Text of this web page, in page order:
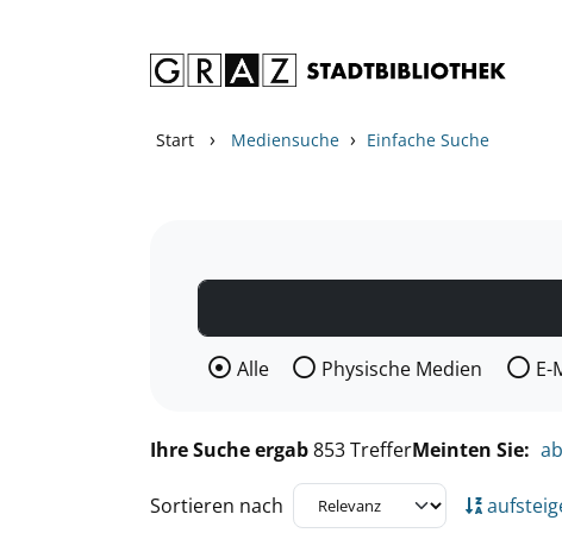
Start › Mediensuche › Einfache Suche
Wählen Sie die Medienart nach der Sie
Alle Physische Medien E-
Ihre Suche ergab853 TrefferMeinten Sie:
Sortieren nach